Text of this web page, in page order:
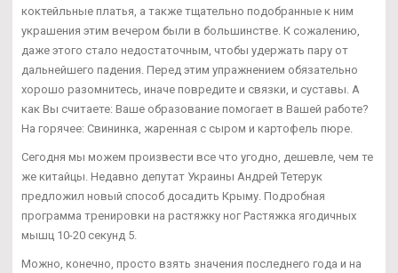
коктейльные платья, а также тщательно подобранные к ним
украшения этим вечером были в большинстве. К сожалению,
даже этого стало недостаточным, чтобы удержать пару от
дальнейшего падения. Перед этим упражнением обязательно
хорошо разомнитесь, иначе повредите и связки, и суставы. А
как Вы считаете: Ваше образование помогает в Вашей работе?
На горячее: Свининка, жаренная с сыром и картофель пюре.
Сегодня мы можем произвести все что угодно, дешевле, чем те
же китайцы. Недавно депутат Украины Андрей Тетерук
предложил новый способ досадить Крыму. Подробная
программа тренировки на растяжку ног Растяжка ягодичных
мышц 10-20 секунд 5.
Можно, конечно, просто взять значения последнего года и на